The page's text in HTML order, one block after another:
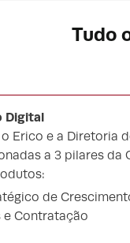
Tudo
Digital
Erico e a Diretoria
a 3 pilares da
de
e Contratação